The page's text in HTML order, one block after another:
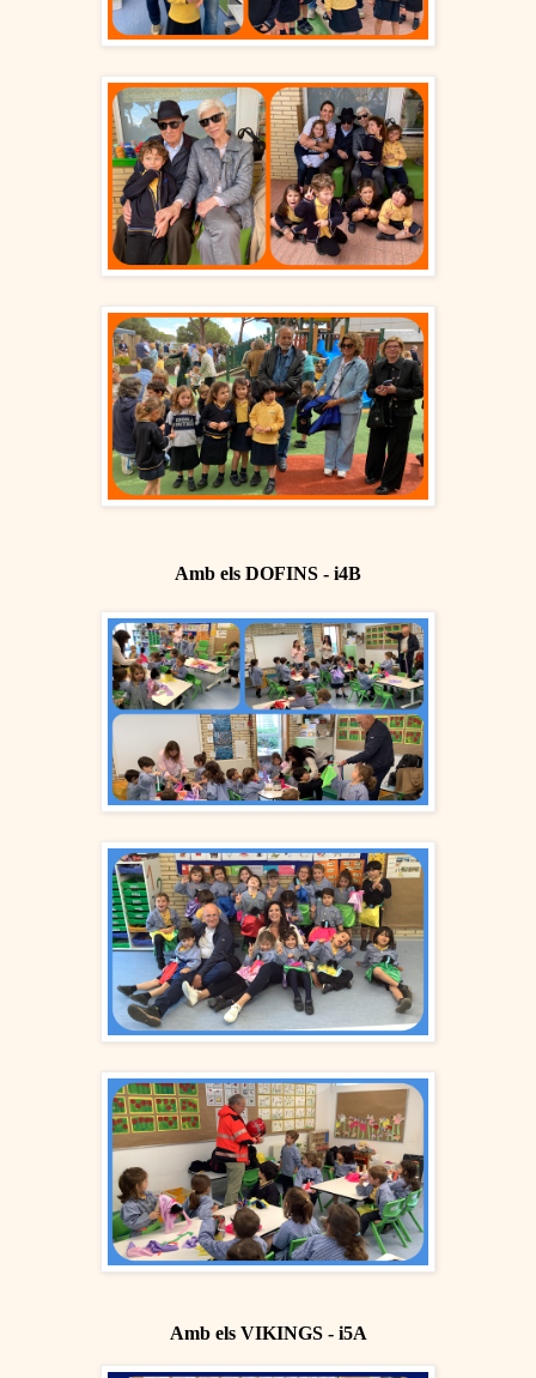
Amb els DOFINS - i4B
Amb els VIKINGS - i5A